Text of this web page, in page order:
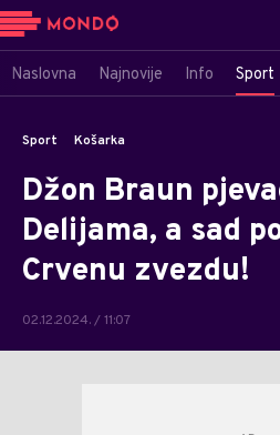
Naslovna Najnovije Info Sport
Sport Košarka
Džon Braun
Delijama, a sad
Crvenu zvezdu!
02.12.2024. / 11:07